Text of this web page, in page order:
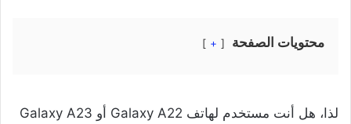
محتويات الصفحة +
لذا، هل أنت مستخدم لهاتف Galaxy A22 أو Galaxy A23